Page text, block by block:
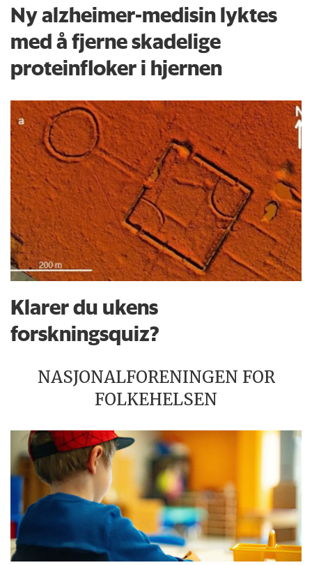
Ny alzheimer-medisin lyktes
med å fjerne skadelige
proteinfloker i hjernen
Klarer du ukens
forskningsquiz?
NASJONALFORENINGEN FOR
FOLKEHELSEN